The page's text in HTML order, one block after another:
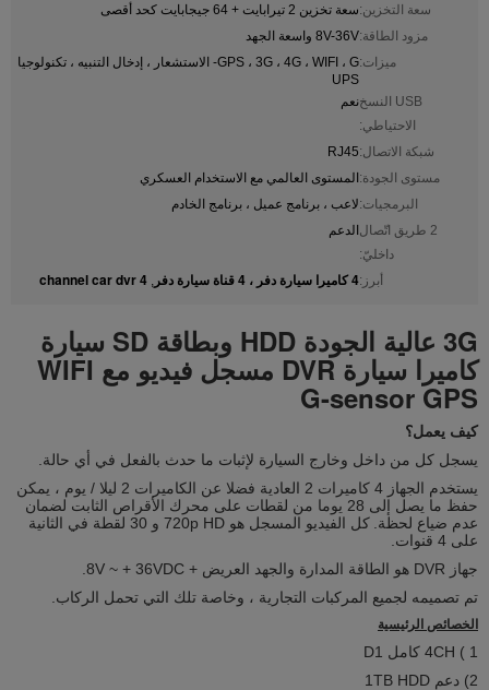
سعة التخزين:سعة تخزين 2 تيرابايت + 64 جيجابايت كحد أقصى
مزود الطاقة:8V-36V واسعة الجهد
ميزات:
GPS ، 3G ، 4G ، WIFI ، G- الاستشعار ، إدخال التنبيه ، تكنولوجيا
UPS
USB النسخ
الاحتياطي:
نعم
شبكة الاتصال:RJ45
مستوى الجودة:المستوى العالمي مع الاستخدام العسكري
البرمجيات:لاعب ، برنامج عميل ، برنامج الخادم
2 طريق اتّصال
داخليّ:
الدعم
أبرز:4 كاميرا سيارة دفر ، 4 قناة سيارة دفر ,
4 channel car dvr
3G عالية الجودة HDD وبطاقة SD سيارة
كاميرا سيارة DVR مسجل فيديو مع WIFI
G-sensor GPS
كيف يعمل؟
يسجل كل من داخل وخارج السيارة لإثبات ما حدث بالفعل في أي حالة.
يستخدم الجهاز 4 كاميرات 2 العادية فضلا عن الكاميرات 2 ليلا / يوم ، يمكن
حفظ ما يصل إلى 28 يوما من لقطات على محرك الأقراص الثابت لضمان
عدم ضياع لحظة.
كل الفيديو المسجل هو 720p HD و 30 لقطة في الثانية
على 4 قنوات.
جهاز DVR هو الطاقة المدارة والجهد العريض + 8V ~ + 36VDC.
تم تصميمه لجميع المركبات التجارية ، وخاصة تلك التي تحمل الركاب.
الخصائص الرئيسية
1 ) 4CH كامل D1
2) دعم 1TB HDD